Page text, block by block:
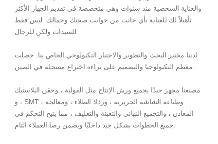
والعناية الشخصية منذ سنوات وهي متخصصة في تقديم الجهاز الأكثر
تأهيلاً لك للعناية بأي جانب من جوانب صحتك وجمالك. ليس فقط
للسيدات ولكن للرجال.
لدينا مختبر البحث والتطوير والاختبار التكنولوجي الخاص بنا. حصلت
معظم التكنولوجيا والتصميم على براءة اختراع مسجلة في الصين.
مصنعنا مجهز جيدًا بجميع ورش الإنتاج مثل القولبة ، وحقن البلاستيك
، و SMT ، وطباعة الشاشة الحريرية ، ورذاذ الطلاء ، ومعالجة
المعادن ، والتجميع النهائي والتعبئة والتغليف ، مما يتيح التحكم في
جميع الخطوات بشكل جيد داخليًا ويضمن رضا العملاء التام.